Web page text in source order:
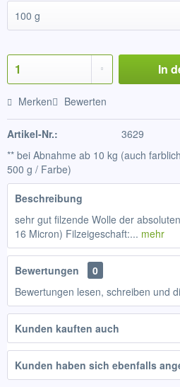
In
Merken Bewerten
Artikel-Nr.:
3629
** bei Abnahme ab 10 kg (auch
500 g / Farbe)
Beschreibung
sehr gut filzende Wolle der
16 Micron) Filzeigeschaft:... mehr
Bewertungen
0
Bewertungen lesen, schreiben und
Kunden kauften auch
Kunden haben sich ebenfalls